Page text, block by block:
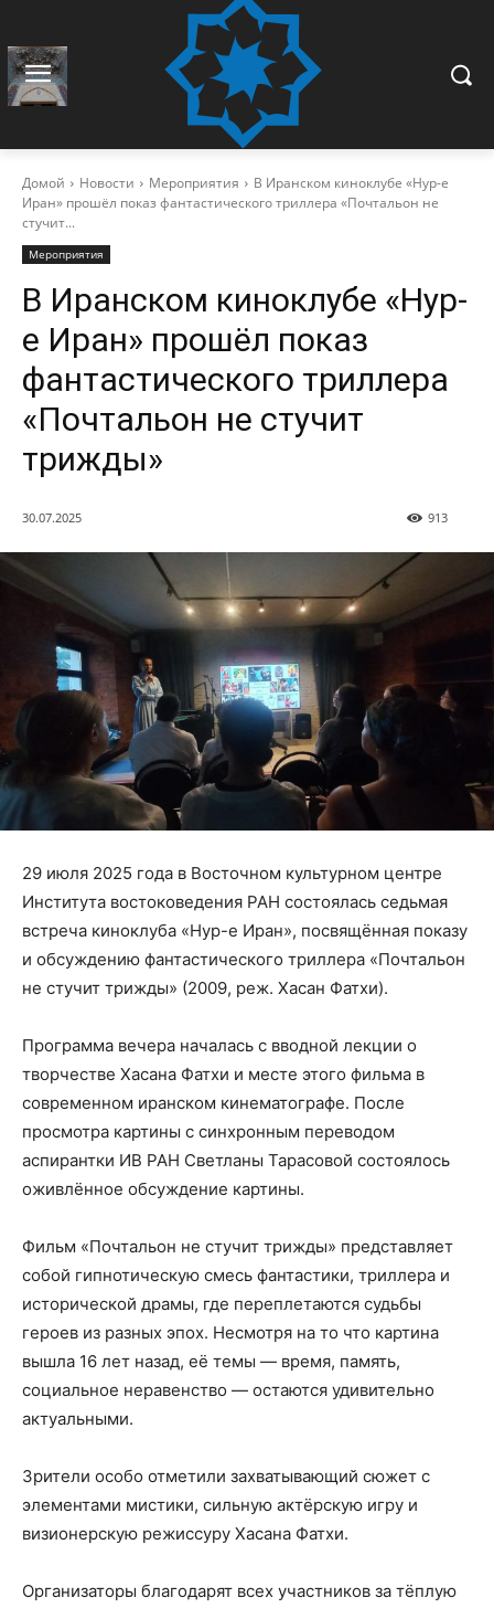
Домой Новости Мероприятия
В Иранском киноклубе «Нур-е
Иран» прошёл показ фантастического триллера «Почтальон не
стучит...
Мероприятия
В Иранском киноклубе «Нур-
е Иран» прошёл показ
фантастического триллера
«Почтальон не стучит
трижды»
30.07.2025 913
29 июля 2025 года в Восточном культурном центре
Института востоковедения РАН состоялась седьмая
встреча киноклуба «Нур-е Иран», посвящённая показу
и обсуждению фантастического триллера «Почтальон
не стучит трижды» (2009, реж. Хасан Фатхи).
Программа вечера началась с вводной лекции о
творчестве Хасана Фатхи и месте этого фильма в
современном иранском кинематографе. После
просмотра картины с синхронным переводом
аспирантки ИВ РАН Светланы Тарасовой состоялось
оживлённое обсуждение картины.
Фильм «Почтальон не стучит трижды» представляет
собой гипнотическую смесь фантастики, триллера и
исторической драмы, где переплетаются судьбы
героев из разных эпох. Несмотря на то что картина
вышла 16 лет назад, её темы — время, память,
социальное неравенство — остаются удивительно
актуальными.
Зрители особо отметили захватывающий сюжет с
элементами мистики, сильную актёрскую игру и
визионерскую режиссуру Хасана Фатхи.
Организаторы благодарят всех участников за тёплую